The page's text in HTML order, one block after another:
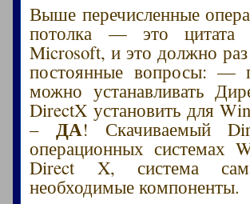
Выше перечисленные
потолка — это цитата
Microsoft, и это должно
постоянные вопросы: —
можно устанавливать
DirectX установить для
– ДА! Скачиваемый
операционных системах
Direct X, система
необходимые компоненты.